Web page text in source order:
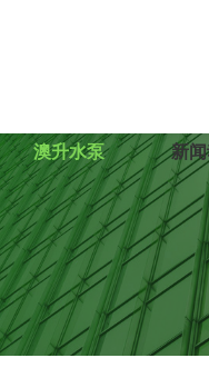
澳升水泵 新